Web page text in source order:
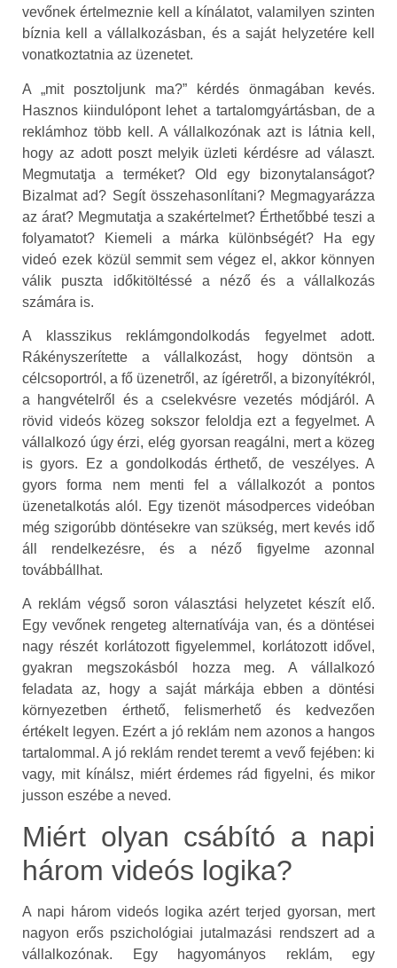
vevőnek értelmeznie kell a kínálatot, valamilyen szinten
bíznia kell a vállalkozásban, és a saját helyzetére kell
vonatkoztatnia az üzenetet.
A „mit posztoljunk ma?” kérdés önmagában kevés.
Hasznos kiindulópont lehet a tartalomgyártásban, de a
reklámhoz több kell. A vállalkozónak azt is látnia kell,
hogy az adott poszt melyik üzleti kérdésre ad választ.
Megmutatja a terméket? Old egy bizonytalanságot?
Bizalmat ad? Segít összehasonlítani? Megmagyarázza
az árat? Megmutatja a szakértelmet? Érthetőbbé teszi a
folyamatot? Kiemeli a márka különbségét? Ha egy
videó ezek közül semmit sem végez el, akkor könnyen
válik puszta időkitöltéssé a néző és a vállalkozás
számára is.
A klasszikus reklámgondolkodás fegyelmet adott.
Rákényszerítette a vállalkozást, hogy döntsön a
célcsoportról, a fő üzenetről, az ígéretről, a bizonyítékról,
a hangvételről és a cselekvésre vezetés módjáról. A
rövid videós közeg sokszor feloldja ezt a fegyelmet. A
vállalkozó úgy érzi, elég gyorsan reagálni, mert a közeg
is gyors. Ez a gondolkodás érthető, de veszélyes. A
gyors forma nem menti fel a vállalkozót a pontos
üzenetalkotás alól. Egy tizenöt másodperces videóban
még szigorúbb döntésekre van szükség, mert kevés idő
áll rendelkezésre, és a néző figyelme azonnal
továbbállhat.
A reklám végső soron választási helyzetet készít elő.
Egy vevőnek rengeteg alternatívája van, és a döntései
nagy részét korlátozott figyelemmel, korlátozott idővel,
gyakran megszokásból hozza meg. A vállalkozó
feladata az, hogy a saját márkája ebben a döntési
környezetben érthető, felismerhető és kedvezően
értékelt legyen. Ezért a jó reklám nem azonos a hangos
tartalommal. A jó reklám rendet teremt a vevő fejében: ki
vagy, mit kínálsz, miért érdemes rád figyelni, és mikor
jusson eszébe a neved.
Miért olyan csábító a napi
három videós logika?
A napi három videós logika azért terjed gyorsan, mert
nagyon erős pszichológiai jutalmazási rendszert ad a
vállalkozónak. Egy hagyományos reklám, egy